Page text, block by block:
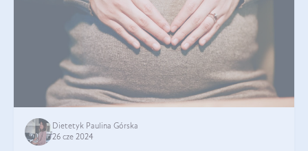
Dietetyk Paulina Górska
26 cze 2024